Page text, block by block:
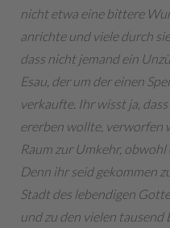
nicht etwa eine bittere
anrichte und viele durch
dass nicht jemand ein
Esau, der um der einen
verkaufte. Ihr wisst ja,
ererben wollte, verworfen
Raum zur Umkehr,
Denn ihr seid gekommen
Stadt des lebendigen
und zu den vielen tausend